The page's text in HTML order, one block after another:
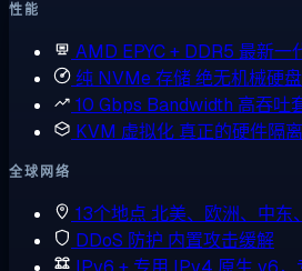
性能
AMD EPYC + DDR5 最新一
纯 NVMe 存储绝无机械硬盘
10 Gbps Bandwidth 高吞吐
KVM 虚拟化 真正的硬件隔离
全球网络
13个地点 北美、欧洲、中东
DDoS 防护 内置攻击缓解